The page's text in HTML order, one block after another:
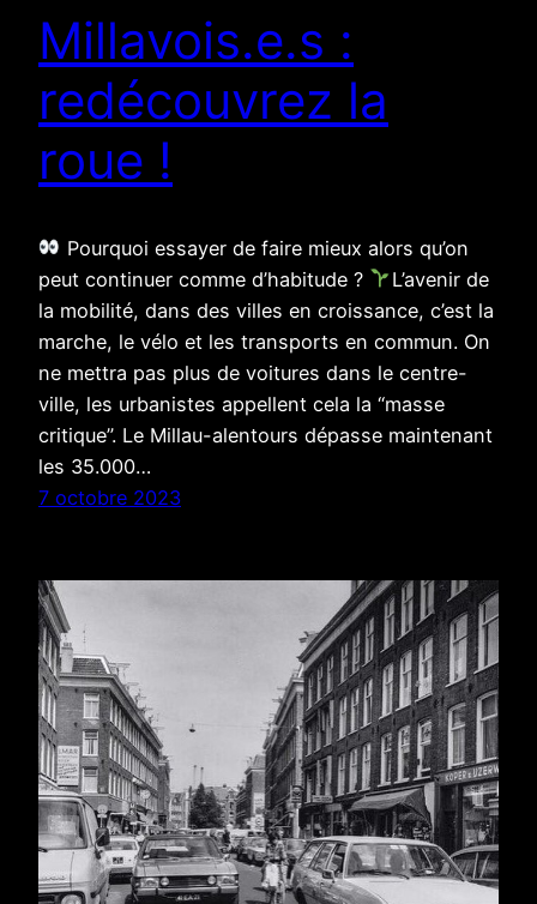
Millavois.e.s :
redécouvrez la
roue !
Pourquoi essayer de faire mieux alors qu’on
peut continuer comme d’habitude ?
L’avenir de
la mobilité, dans des villes en croissance, c’est la
marche, le vélo et les transports en commun. On
ne mettra pas plus de voitures dans le centre-
ville, les urbanistes appellent cela la “masse
critique”. Le Millau-alentours dépasse maintenant
les 35.000…
7 octobre 2023